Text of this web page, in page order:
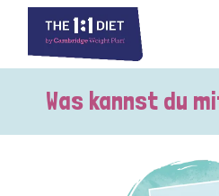
Was kannst du